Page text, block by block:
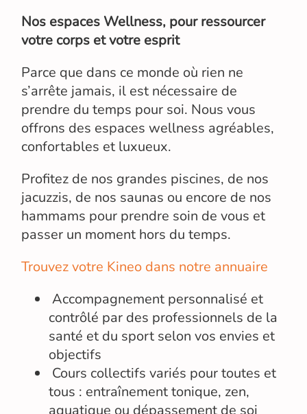
Nos espaces Wellness, pour ressourcer
votre corps et votre esprit
Parce que dans ce monde où rien ne
s’arrête jamais, il est nécessaire de
prendre du temps pour soi. Nous vous
offrons des espaces wellness agréables,
confortables et luxueux.
Profitez de nos grandes piscines, de nos
jacuzzis, de nos saunas ou encore de nos
hammams pour prendre soin de vous et
passer un moment hors du temps.
Trouvez votre Kineo dans notre annuaire
Accompagnement personnalisé et
contrôlé par des professionnels de la
santé et du sport selon vos envies et
objectifs
Cours collectifs variés pour toutes et
tous : entraînement tonique, zen,